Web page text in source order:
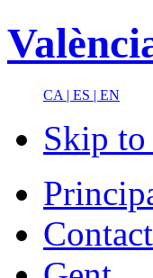
CA | ES | EN
Skip